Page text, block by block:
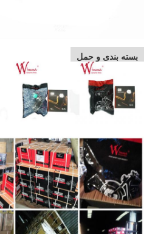
بسته بندی و حمل